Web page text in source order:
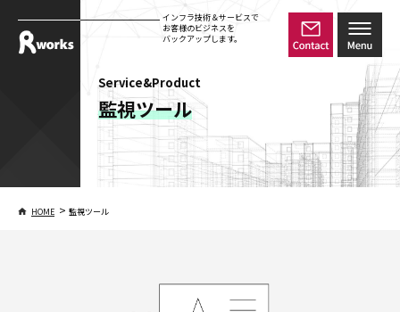
インフラ技術＆サービスで
お客様のビジネスを
バックアップします。
Service&Product
監視ツール
HOME > 監視ツール